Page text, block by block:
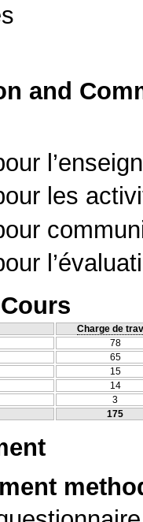
and
les
Charge de
78
65
15
14
3
175